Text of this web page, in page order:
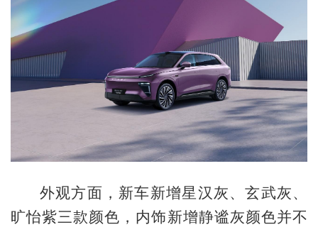
外观方面，新车新增星汉灰、玄武灰、
旷怡紫三款颜色，内饰新增静谧灰颜色并不